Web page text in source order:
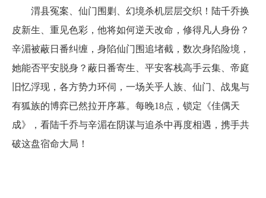
渭县冤案、仙门围剿、幻境杀机层层交织！陆千乔换
皮新生、重见色彩，他将如何逆天改命，修得凡人身份？
辛湄被蔽日番纠缠，身陷仙门围追堵截，数次身陷险境，
她能否平安脱身？蔽日番寄生、平安客栈高手云集、帝庭
旧忆浮现，各方势力环伺，一场关乎人族、仙门、战鬼与
有狐族的博弈已然拉开序幕。每晚18点，锁定《佳偶天
成》，看陆千乔与辛湄在阴谋与追杀中再度相遇，携手共
破这盘宿命大局！